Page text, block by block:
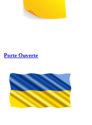
Porte Ouverte